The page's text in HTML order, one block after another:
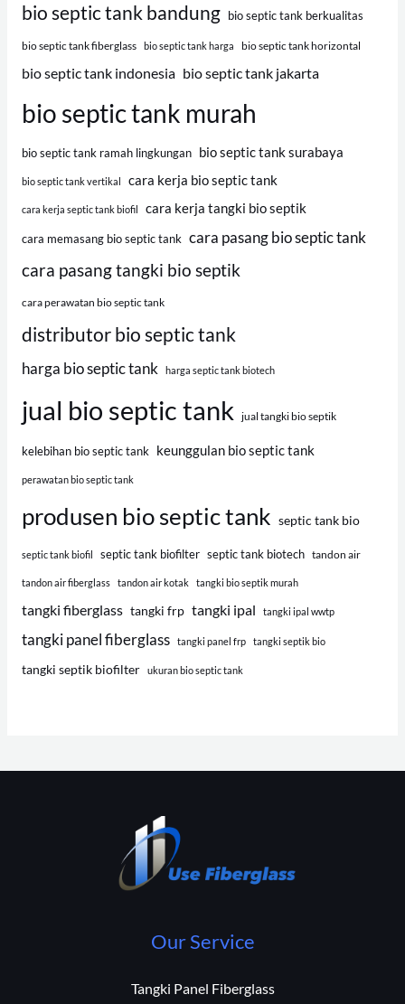
bio septic tank bandung bio septic tank berkualitas
bio septic tank fiberglass bio septic tank harga bio septic tank horizontal
bio septic tank indonesia bio septic tank jakarta
bio septic tank murah
bio septic tank ramah lingkungan bio septic tank surabaya
bio septic tank vertikal cara kerja bio septic tank
cara kerja septic tank biofil cara kerja tangki bio septik
cara memasang bio septic tank cara pasang bio septic tank
cara pasang tangki bio septik
cara perawatan bio septic tank
distributor bio septic tank
harga bio septic tank harga septic tank biotech
jual bio septic tank jual tangki bio septik
kelebihan bio septic tank keunggulan bio septic tank
perawatan bio septic tank
produsen bio septic tank septic tank bio
septic tank biofil septic tank biofilter septic tank biotech tandon air
tandon air fiberglass tandon air kotak tangki bio septik murah
tangki fiberglass tangki frp tangki ipal tangki ipal wwtp
tangki panel fiberglass tangki panel frp tangki septik bio
tangki septik biofilter ukuran bio septic tank
Our Service
Tangki Panel Fiberglass